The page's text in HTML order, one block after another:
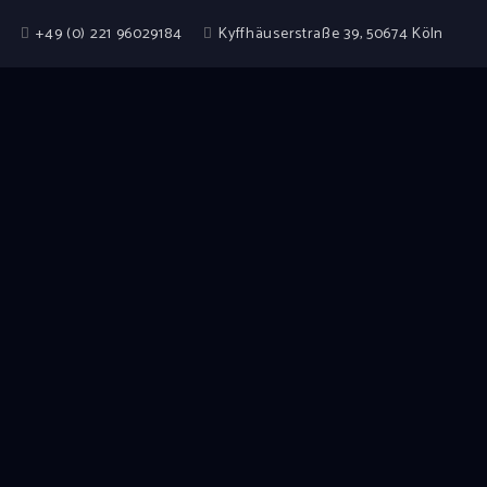
+49 (0) 221 96029184 Kyffhäuserstraße 39, 50674 Köln